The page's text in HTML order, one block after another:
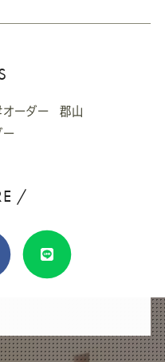
ーダー 郡山
ー
/
ろ
し
け
ば
Line